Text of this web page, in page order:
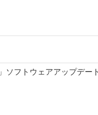
ソフトウェアアップデー